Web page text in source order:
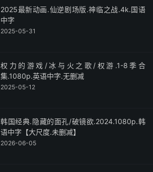
2025最新动画.仙逆剧场版.神临之战.4k.国语
中字
2025-05-31
权力的游戏/冰与火之歌/权游.1-8季合
集.1080p.英语中字.无删减
2025-05-12
韩国经典.隐藏的面孔/破镜欲.2024.1080p.韩
语中字【大尺度.未删减】
2026-06-05